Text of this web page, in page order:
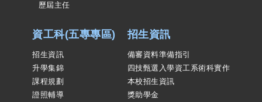
歷屆主任
資工科(五專專區)
招生資訊
升學集錦
課程規劃
證照輔導
招生資訊
備審資料準備指引
四技甄選入學資工系術科實作
本校招生資訊
獎助學金